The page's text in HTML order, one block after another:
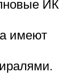
ИК
имеют